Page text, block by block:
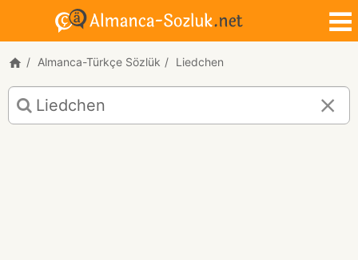
Almanca-Türkçe Sözlük Liedchen
Liedchen
için
Almanca-